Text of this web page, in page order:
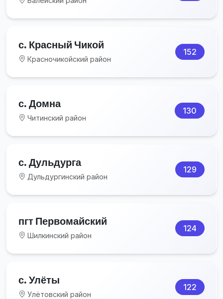
с. Красный Чикой
Красночикойский район
152
с. Домна
Читинский район
130
с. Дульдурга
Дульдургинский район
129
пгт Первомайский
Шилкинский район
124
с. Улёты
Улётовский район
122